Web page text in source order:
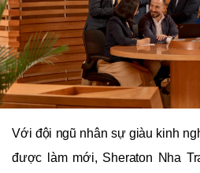
Với đội ngũ nhân sự giàu kinh
được làm mới, Sheraton Nha